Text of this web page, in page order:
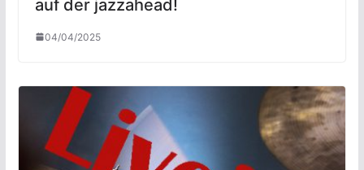
auf der jazzahead!
04/04/2025